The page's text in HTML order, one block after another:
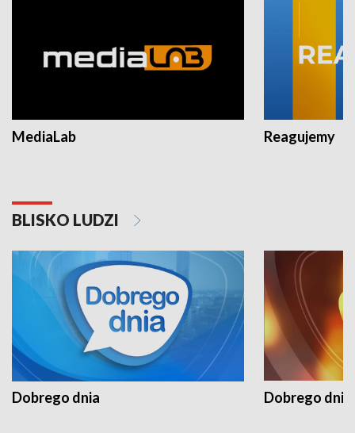
MediaLab Reagujemy
BLISKO LUDZI
Dobrego dnia Dobrego dnia